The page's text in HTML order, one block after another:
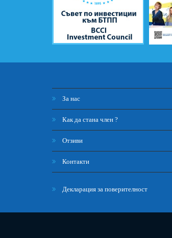
За нас
Как да стана член ?
Отзиви
Контакти
Декларация за поверителност